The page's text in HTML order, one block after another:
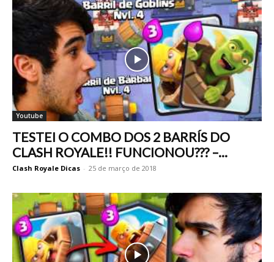
Youtube
TESTEI O COMBO DOS 2 BARRÍS DO
CLASH ROYALE!! FUNCIONOU??? –...
Clash Royale Dicas - 25 de março de 2018